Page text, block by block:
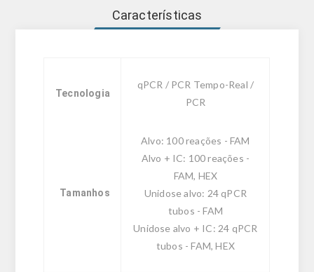
Características
Tecnologia
qPCR / PCR Tempo-Real /
PCR
Tamanhos
Alvo: 100 reações - FAM
Alvo + IC: 100 reações -
FAM, HEX
Unidose alvo: 24 qPCR
tubos - FAM
Unidose alvo + IC: 24 qPCR
tubos - FAM, HEX